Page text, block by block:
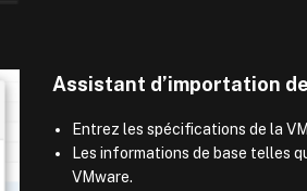
Assistant d’importation
Entrez les spécifications de la
Les informations de base telles
VMware.